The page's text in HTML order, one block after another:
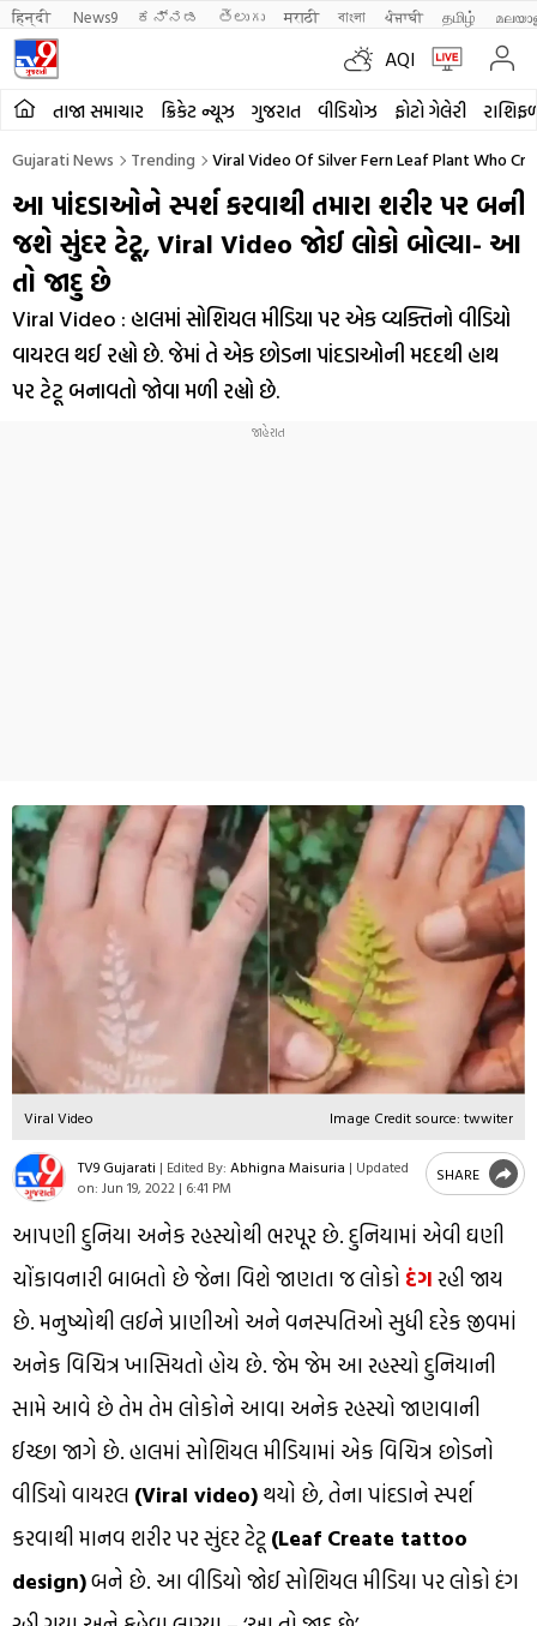
हिन्दी News9 ಕನ್ನಡ తెలుగు मराठी বাংলা ਪੰਜਾਬੀ தமிழ்
AQI
તાજા સમાચાર ક્રિકેટ ન્યૂઝ ગુજરાત વીડિયોઝ ફોટો ગેલેરી
Gujarati News Trending Viral Video Of Silver Fern Leaf Plant Who
આ પાંદડાઓને સ્પર્શ કરવાથી તમારા શરીર પર બની
જશે સુંદર ટેટૂ, Viral Video જોઈ લોકો બોલ્યા- આ
તો જાદુ છે
Viral Video : હાલમાં સોશિયલ મીડિયા પર એક વ્યક્તિનો વીડિયો
વાયરલ થઈ રહ્યો છે. જેમાં તે એક છોડના પાંદડાઓની મદદથી હાથ
પર ટેટૂ બનાવતો જોવા મળી રહ્યો છે.
Viral Video Image Credit source: twwiter
TV9 Gujarati | Edited By: Abhigna Maisuria | Updated
on: Jun 19, 2022 | 6:41 PM
SHARE
આપણી દુનિયા અનેક રહસ્યોથી ભરપૂર છે. દુનિયામાં એવી ઘણી
ચોંકાવનારી બાબતો છે જેના વિશે જાણતા જ લોકો દંગરહી જાય
છે. મનુષ્યોથી લઈને પ્રાણીઓ અને વનસ્પતિઓ સુધી દરેક જીવમાં
અનેક વિચિત્ર ખાસિયતો હોય છે. જેમ જેમ આ રહસ્યો દુનિયાની
સામે આવે છે તેમ તેમ લોકોને આવા અનેક રહસ્યો જાણવાની
ઈચ્છા જાગે છે. હાલમાં સોશિયલ મીડિયામાં એક વિચિત્ર છોડનો
વીડિયો વાયરલ (Viral video)થયો છે, તેના પાંદડાને સ્પર્શ
કરવાથી માનવ શરીર પર સુંદર ટેટૂ(Leaf Create tattoo
design)બને છે. આ વીડિયો જોઈ સોશિયલ મીડિયા પર લોકો દંગ